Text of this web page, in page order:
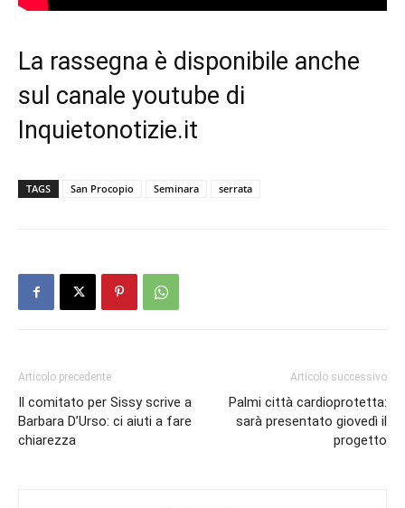
La rassegna è disponibile anche
sul canale youtube di
Inquietonotizie.it
TAGS San Procopio Seminara serrata
Articolo precedente
Il comitato per Sissy scrive a
Barbara D’Urso: ci aiuti a fare
chiarezza
Articolo successivo
Palmi città cardioprotetta:
sarà presentato giovedì il
progetto